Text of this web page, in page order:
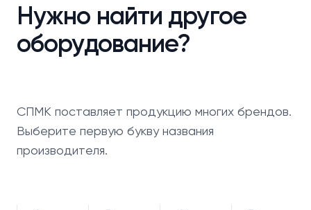
Нужно найти другое
оборудование?
СПМК поставляет продукцию многих брендов.
Выберите первую букву названия
производителя.